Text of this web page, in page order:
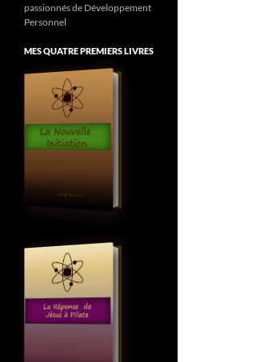
passionnés de Développement
Personnel
MES QUATRE PREMIERS LIVRES